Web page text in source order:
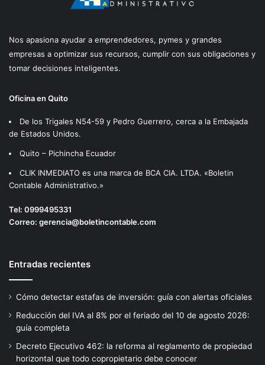
Nos apasiona ayudar a emprendedores, pymes y grandes
empresas a optimizar sus recursos, cumplir con sus obligaciones y
tomar decisiones inteligentes.
Oficina en Quito
De los Trigales N54-59 y Pedro Guerrero, cerca a la Embajada
de Estados Unidos.
Quito – Pichincha Ecuador
CLIK INMEDIATO es una marca de BCA CIA. LTDA. «Boletin
Contable Administrativo.»
Tel: 0999495331
Correo: gerencia@boletincontable.com
Entradas recientes
Cómo detectar estafas de inversión: guía con alertas oficiales
Reducción del IVA al 8% por el feriado del 10 de agosto 2026:
guía completa
Decreto Ejecutivo 462: la reforma al reglamento de propiedad
horizontal que todo copropietario debe conocer